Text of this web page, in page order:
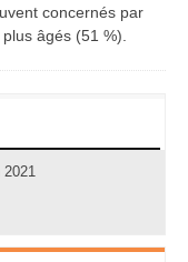
concernés par
âgés (51 %).
2021